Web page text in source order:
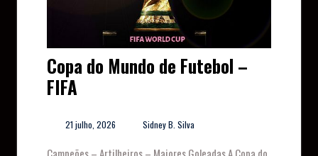
Copa do Mundo de Futebol –
FIFA
21 julho, 2026 Sidney B. Silva